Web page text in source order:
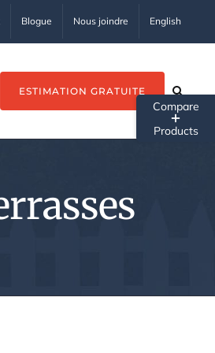
Blogue Nous joindre English
ESTIMATION GRATUITE